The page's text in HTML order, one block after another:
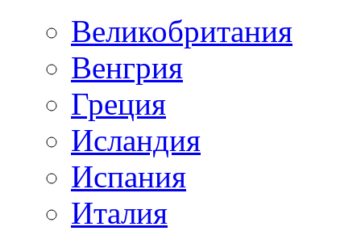
Великобритания
Венгрия
Греция
Исландия
Испания
Италия